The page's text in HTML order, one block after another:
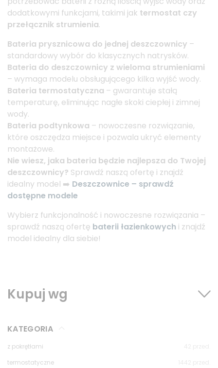
dodatkowymi funkcjami, takimi jak termostat czy
przełącznik strumienia.
Bateria prysznicowa do jednej deszczownicy –
standardowy wybór do klasycznych natrysków.
Bateria do deszczownicy z wieloma strumieniami
– wymaga modelu obsługującego kilka wyjść wody.
Bateria termostatyczna – gwarantuje stałą
temperaturę, eliminując nagłe skoki ciepłej i zimnej
wody.
Bateria podtynkowa – nowoczesne rozwiązanie,
które oszczędza miejsce i pozwala ukryć elementy
montażowe.
Nie wiesz, jaka bateria będzie najlepsza do Twojej
deszczownicy? Sprawdź naszą ofertę i znajdź
idealny model ➡️ Deszczownice – sprawdź
dostępne modele
Wybierz funkcjonalność i nowoczesne rozwiązania –
sprawdź naszą ofertę baterii łazienkowych i znajdź
model idealny dla siebie!
Kupuj wg
KATEGORIA
z pokrętłami
termostatyczne